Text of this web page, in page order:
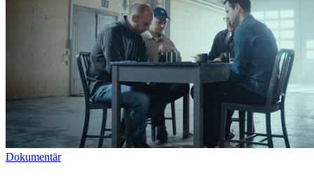
Dokumentär